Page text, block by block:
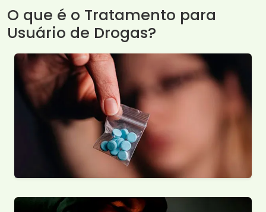
O que é o Tratamento para
Usuário de Drogas?